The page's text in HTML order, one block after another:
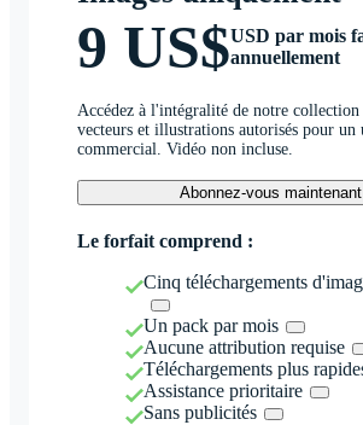
9 US$USD par mois
annuellement
Accédez à l'intégralité de notre collection
vecteurs et illustrations autorisés pour un
commercial. Vidéo non incluse.
Abonnez-vous maintenant
Le forfait comprend :
Cinq téléchargements
Un pack par mois
Aucune attribution requise
Téléchargements plus
Assistance prioritaire
Sans publicités